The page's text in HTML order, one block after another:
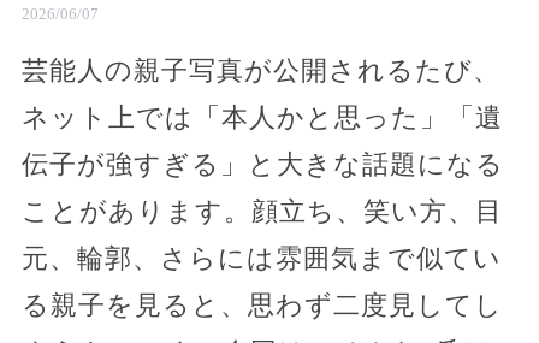
2026/06/07
芸能人の親子写真が公開されるたび、
ネット上では「本人かと思った」「遺
伝子が強すぎる」と大きな話題になる
ことがあります。顔立ち、笑い方、目
元、輪郭、さらには雰囲気まで似てい
る親子を見ると、思わず二度見してし